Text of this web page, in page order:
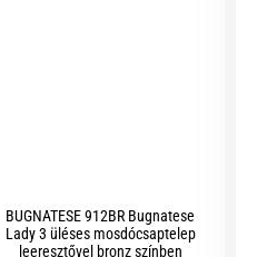
BUGNATESE 912BR Bugnatese
Lady 3 üléses mosdócsaptelep
leeresztővel bronz színben